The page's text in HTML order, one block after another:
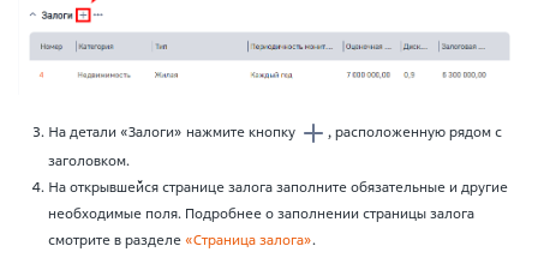
На детали «Залоги» нажмите кнопку
, расположенную рядом с
заголовком.
На открывшейся странице залога заполните обязательные и другие
необходимые поля. Подробнее о заполнении страницы залога
смотрите в разделе«Страница залога».